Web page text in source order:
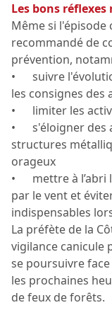
Les bons
Même si l'épisode
recommandé de
prévention,
• suivre
les consignes des
• limiter les
• s'éloigner des
structures
orageux
• mettre à l’abri
par le vent et
indispensables
La préfète de la
vigilance canicule
se poursuivre
les prochaines
de feux de forêts.